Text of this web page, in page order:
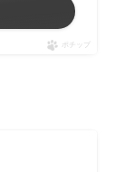
ポチップ